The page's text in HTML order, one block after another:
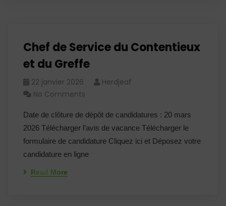
Chef de Service du Contentieux
et du Greffe
22 janvier 2026
Herdjeaf
No Comments
Date de clôture de dépôt de candidatures : 20 mars
2026 Télécharger l’avis de vacance Télécharger le
formulaire de candidature Cliquez ici et Déposez votre
candidature en ligne
Read More